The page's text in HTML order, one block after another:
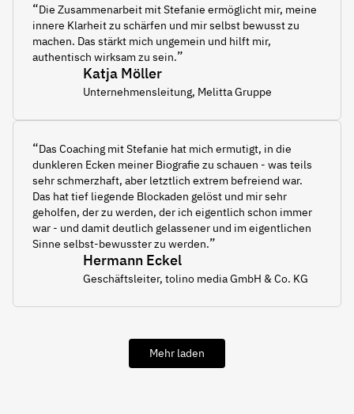
Katja Möller
Unternehmensleitung, Melitta Gruppe
“Die Zusammenarbeit mit Stefanie ermöglicht mir, meine
innere Klarheit zu schärfen und mir selbst bewusst zu
machen. Das stärkt mich ungemein und hilft mir,
authentisch wirksam zu sein.”
Hermann Eckel
Geschäftsleiter, tolino media GmbH & Co. KG
“Das Coaching mit ​Stefanie hat mich ermutigt, in die
dunkleren Ecken meiner Biografie zu schauen - was teils
sehr schmerzhaft, aber letztlich extrem befreiend war.
Das hat tief liegende Blockaden gelöst und mir sehr
geholfen, der zu werden, der ich eigentlich schon immer
war - und damit deutlich gelassener und im eigentlichen
Sinne selbst-bewusster zu werden.”
Mehr laden